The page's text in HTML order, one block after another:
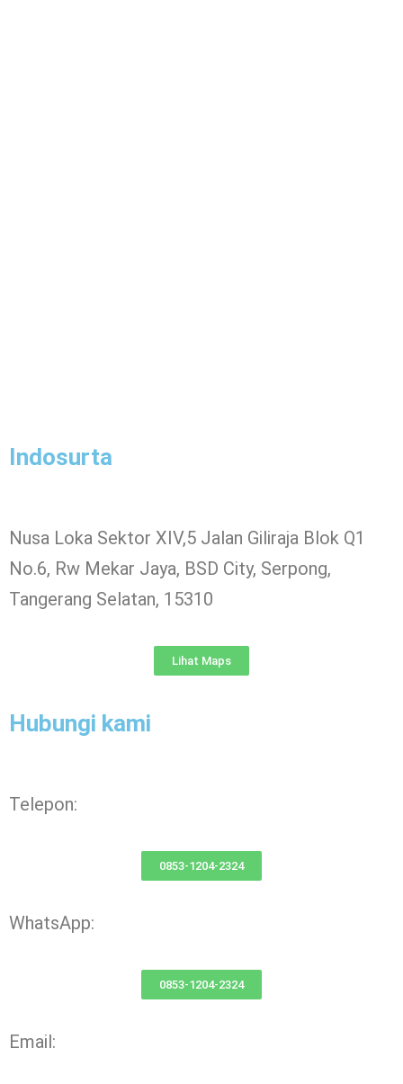
Indosurta
Nusa Loka Sektor XIV,5 Jalan Giliraja Blok Q1
No.6, Rw Mekar Jaya, BSD City, Serpong,
Tangerang Selatan, 15310
Lihat Maps
Hubungi kami
Telepon:
0853-1204-2324
WhatsApp:
0853-1204-2324
Email: